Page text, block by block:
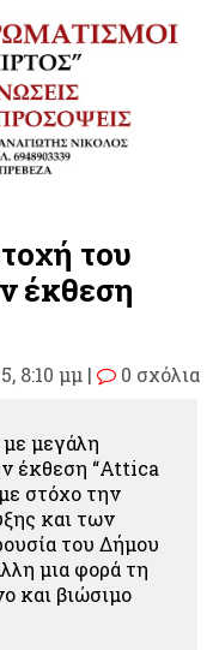
του
έκθεση
8:10 μμ | 0 σχόλια
μεγάλη
έκθεση “Attica
στόχο την
και των
του Δήμου
μια φορά τη
και βιώσιμο